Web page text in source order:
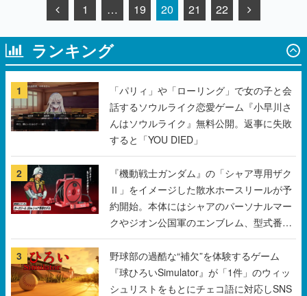
1 … 19 20 21 22
ランキング
1
「パリィ」や「ローリング」で女の子と会
話するソウルライク恋愛ゲーム『小早川さ
んはソウルライク』無料公開。返事に失敗
すると「YOU DIED」
2
『機動戦士ガンダム』の「シャア専用ザク
Ⅱ」をイメージした散水ホースリールが予
約開始。本体にはシャアのパーソナルマー
クやジオン公国軍のエンブレム、型式番号
などを配置
3
野球部の過酷な“補欠”を体験するゲーム
『球ひろいSimulator』が「1件」のウィッ
シュリストをもとにチェコ語に対応しSNS